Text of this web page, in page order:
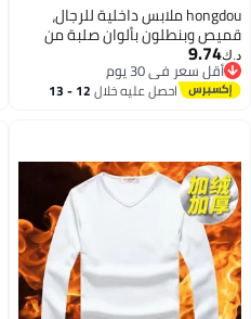
hongdou ملابس داخلية للرجال،
قميص وبنطلون بألوان صلبة من
القطن، طبقة أساسية حرارية رقيقة
متعددة الاستخدامات، رمادي صخري
170
د.ك‏9.74
أقل سعر في 30 يوم
أقل سعر في 30 يوماحصل عليه خلال 12 - 13